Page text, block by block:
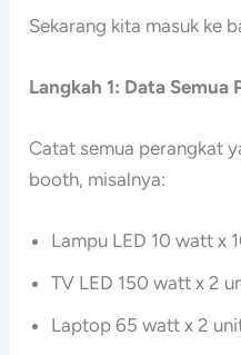
Sekarang kita masuk ke
Langkah 1: Data Semua
Catat semua perangkat
booth, misalnya:
Lampu LED 10 watt x
TV LED 150 watt x 2
Laptop 65 watt x 2